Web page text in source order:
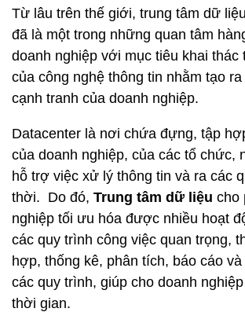
Từ lâu trên thế giới, trung tâm dữ
đã là một trong những quan tâm
doanh nghiệp với mục tiêu khai thác
của công nghệ thông tin nhằm tạo
cạnh tranh của doanh nghiệp.
Datacenter là nơi chứa đựng, tập
của doanh nghiệp, của các tổ chức,
hỗ trợ việc xử lý thông tin và ra các
thời. Do đó, Trung tâm dữ liệu cho
nghiệp tối ưu hóa được nhiều hoạt
các quy trình công việc quan trọng,
hợp, thống kê, phân tích, báo cáo
các quy trình, giúp cho doanh
thời gian.